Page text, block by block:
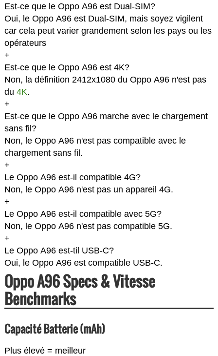
Est-ce que le Oppo A96 est Dual-SIM?
Oui, le Oppo A96 est Dual-SIM, mais soyez vigilent
car cela peut varier grandement selon les pays ou les
opérateurs
+
Est-ce que le Oppo A96 est 4K?
Non, la définition 2412x1080 du Oppo A96 n'est pas
du 4K.
+
Est-ce que le Oppo A96 marche avec le chargement
sans fil?
Non, le Oppo A96 n'est pas compatible avec le
chargement sans fil.
+
Le Oppo A96 est-il compatible 4G?
Non, le Oppo A96 n'est pas un appareil 4G.
+
Le Oppo A96 est-il compatible avec 5G?
Non, le Oppo A96 n'est pas compatible 5G.
+
Le Oppo A96 est-til USB-C?
Oui, le Oppo A96 est compatible USB-C.
Oppo A96 Specs & Vitesse
Benchmarks
Capacité Batterie (mAh)
Plus élevé = meilleur